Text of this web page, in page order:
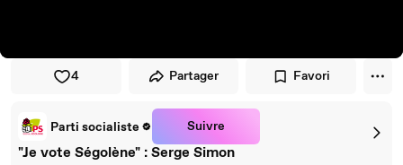
4 Partager Favori
Parti socialiste Suivre
"Je vote Ségolène" : Serge Simon